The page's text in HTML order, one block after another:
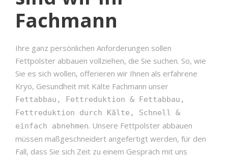
Fachmann
Ihre ganz persönlichen Anforderungen sollen
Fettpolster abbauen vollziehen, die Sie suchen. So, wie
Sie es sich wollen, offerieren wir Ihnen als erfahrene
Kryo, Gesundheit mit Kälte Fachmann unser
Fettabbau, Fettreduktion & Fettabbau,
Fettreduktion durch Kälte, Schnell &
einfach abnehmen. Unsere Fettpolster abbauen
müssen maßgeschneidert angefertigt werden, für den
Fall, dass Sie sich Zeit zu einem Gespräch mit uns